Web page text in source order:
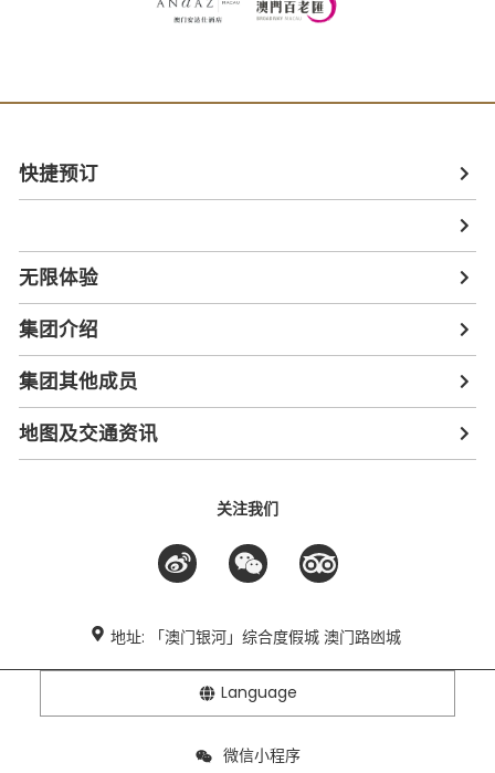
快捷预订
无限体验
集团介绍
集团其他成员
地图及交通资讯
关注我们
地址: 「澳门银河」综合度假城 澳门路凼城
Language
微信小程序